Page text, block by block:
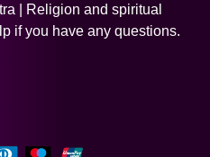
| Religion and spiritual
if you have any questions.